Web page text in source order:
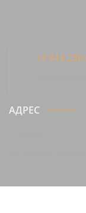
+7 843
АДРЕС